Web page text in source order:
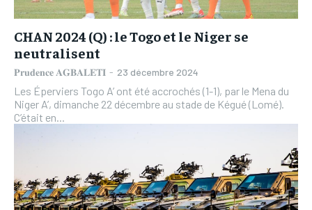
CHAN 2024 (Q) : le Togo et le Niger se
neutralisent
𝐏𝐫𝐮𝐝𝐞𝐧𝐜𝐞 𝐀𝐆𝐁𝐀𝐋𝐄𝐓𝐈 - 23 décembre 2024
Les Éperviers Togo A’ ont été accrochés (1-1), par le Mena du
Niger A’, dimanche 22 décembre au stade de Kégué (Lomé).
C’était en...